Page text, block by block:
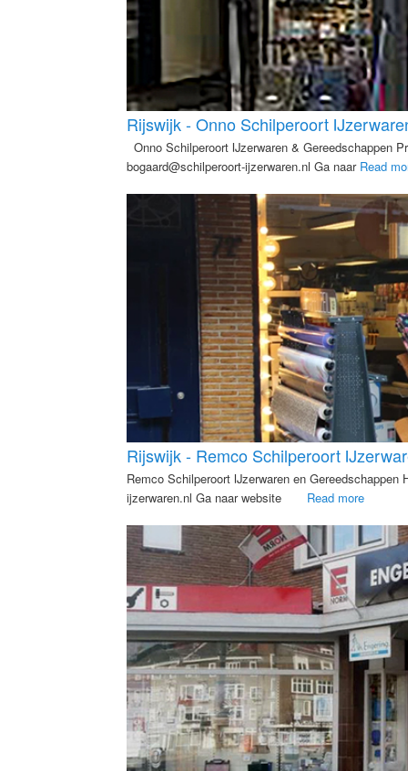
Rijswijk - Onno Schilperoort
Onno Schilperoort IJzerwaren & Gereedschappen
bogaard@schilperoort-ijzerwaren.nl Ga naar Read
Rijswijk - Remco Schilperoort
Remco Schilperoort IJzerwaren en
ijzerwaren.nl Ga naar website Read more